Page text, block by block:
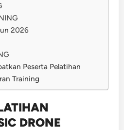
2026
Peserta Pelatihan
Training
DRONE